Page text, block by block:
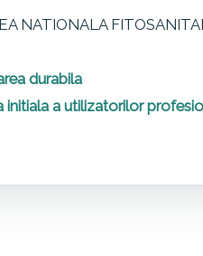
NATIONALA
durabila
initiala a utilizatorilor